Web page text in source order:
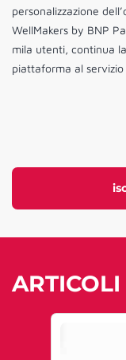
personalizzazione
WellMakers by BNP
mila utenti, continua
piattaforma al servizio
ARTICOLI